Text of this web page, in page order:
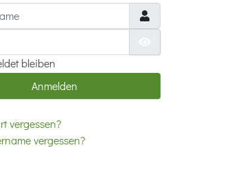
bleiben
Anmelden
vergessen?
vergessen?